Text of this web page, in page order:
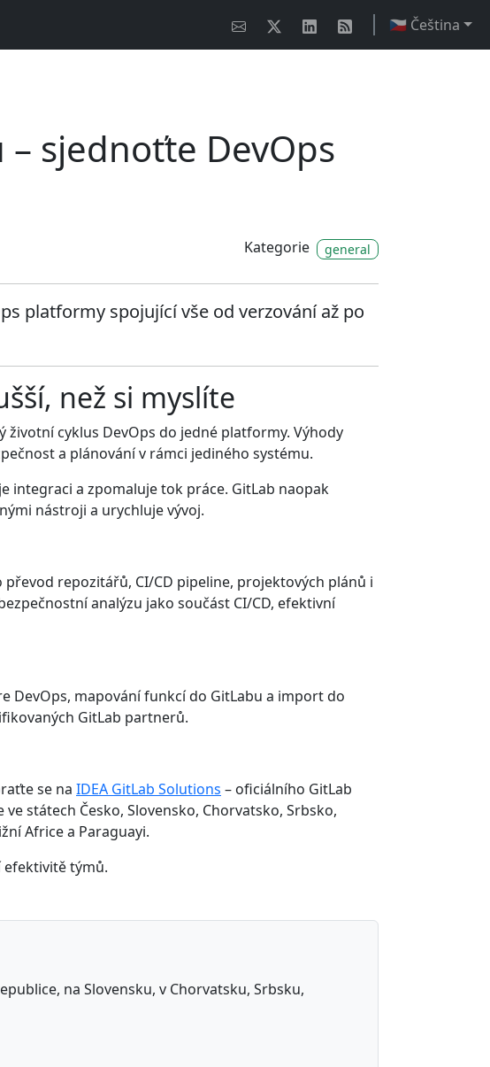
🇨🇿 Čeština
sjednoťte DevOps
Kategorie general
platformy spojující vše od verzování až po
než si myslíte
životní cyklus DevOps do jedné platformy. Výhody
a plánování v rámci jediného systému.
integraci a zpomaluje tok práce. GitLab naopak
nástroji a urychluje vývoj.
repozitářů, CI/CD pipeline, projektových plánů i
analýzu jako součást CI/CD, efektivní
mapování funkcí do GitLabu a import do
GitLab partnerů.
se na IDEA GitLab Solutions – oficiálního GitLab
státech Česko, Slovensko, Chorvatsko, Srbsko,
Africe a Paraguayi.
efektivitě týmů.
na Slovensku, v Chorvatsku, Srbsku,